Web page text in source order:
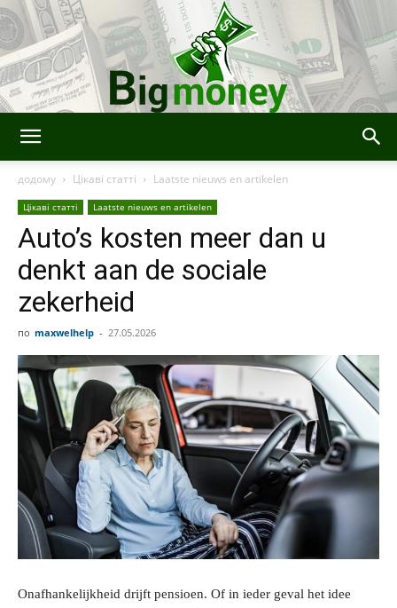
додому Цікаві статті Laatste nieuws en artikelen
Цікаві статті Laatste nieuws en artikelen
Auto’s kosten meer dan u
denkt aan de sociale
zekerheid
по maxwelhelp - 27.05.2026
Onafhankelijkheid drijft pensioen. Of in ieder geval het idee